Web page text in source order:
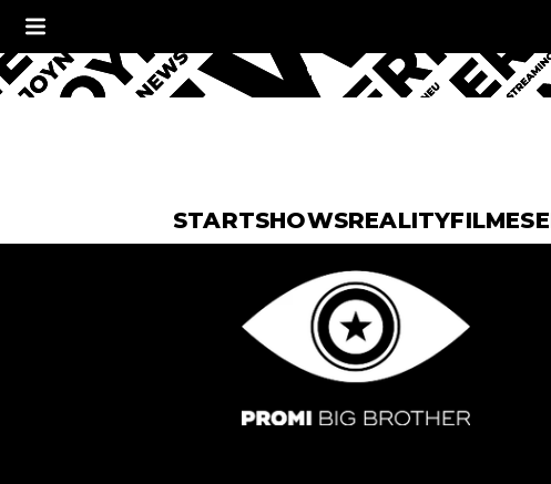
STARTSHOWSREALITYFILME